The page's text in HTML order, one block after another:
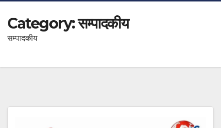
Category:सम्पादकीय
सम्पादकीय